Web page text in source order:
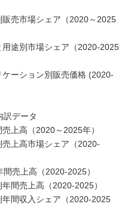
売市場シェア（2020～2025
途別市場シェア（2020-2025
ーション別販売価格 (2020-
訳データ
上高（2020～2025年）
上高市場シェア（2020-
売上高（2020-2025）
間売上高（2020-2025）
間収入シェア（2020-2025